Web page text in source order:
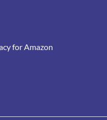
for Amazon